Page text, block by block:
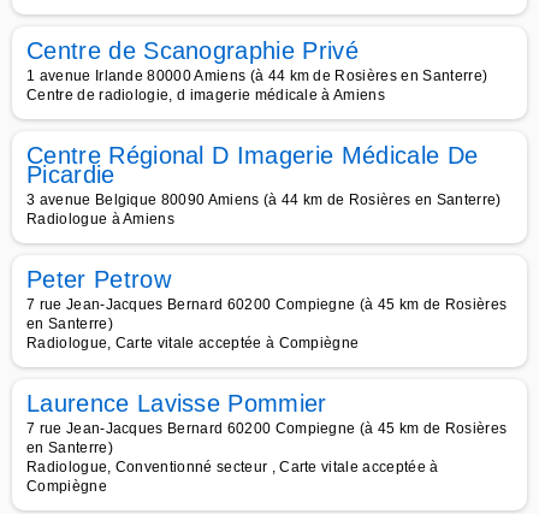
Centre de Scanographie Privé
1 avenue Irlande 80000 Amiens (à 44 km de Rosières en Santerre)
Centre de radiologie, d imagerie médicale à Amiens
Centre Régional D Imagerie Médicale De
Picardie
3 avenue Belgique 80090 Amiens (à 44 km de Rosières en Santerre)
Radiologue à Amiens
Peter Petrow
7 rue Jean-Jacques Bernard 60200 Compiegne (à 45 km de Rosières
en Santerre)
Radiologue, Carte vitale acceptée à Compiègne
Laurence Lavisse Pommier
7 rue Jean-Jacques Bernard 60200 Compiegne (à 45 km de Rosières
en Santerre)
Radiologue, Conventionné secteur , Carte vitale acceptée à
Compiègne